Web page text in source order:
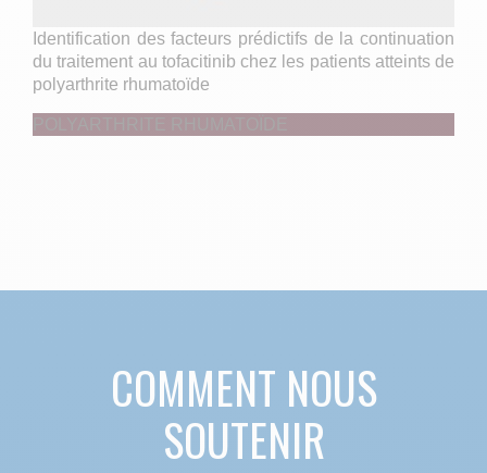
Identification des facteurs prédictifs de la continuation
du traitement au tofacitinib chez les patients atteints de
polyarthrite rhumatoïde
COMMENT NOUS
SOUTENIR